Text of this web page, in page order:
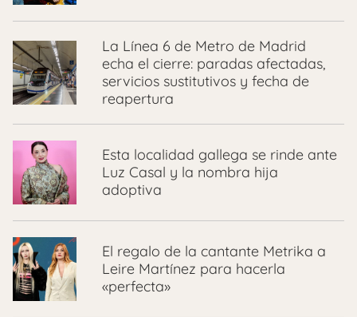
La Línea 6 de Metro de Madrid
echa el cierre: paradas afectadas,
servicios sustitutivos y fecha de
reapertura
Esta localidad gallega se rinde ante
Luz Casal y la nombra hija
adoptiva
El regalo de la cantante Metrika a
Leire Martínez para hacerla
«perfecta»